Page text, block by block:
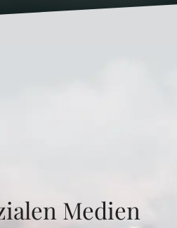
Medien